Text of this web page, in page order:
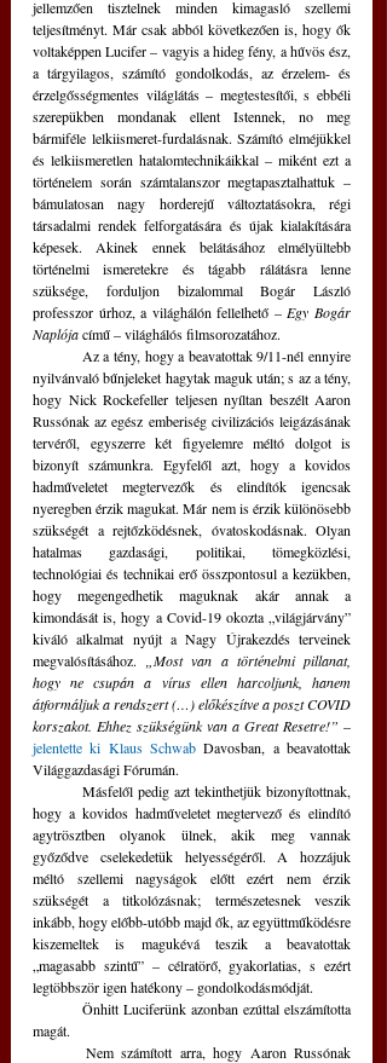
jellemzően tisztelnek minden kimagasló szellemi
teljesítményt. Már csak abból következően is, hogy ők
voltaképpen Lucifer – vagyis a hideg fény, a hűvös ész,
a tárgyilagos, számító gondolkodás, az érzelem- és
érzelgősségmentes világlátás – megtestesítői, s ebbéli
szerepükben mondanak ellent Istennek, no meg
bármiféle lelkiismeret-furdalásnak. Számító elméjükkel
és lelkiismeretlen hatalomtechnikáikkal – miként ezt a
történelem során számtalanszor megtapasztalhattuk –
bámulatosan nagy horderejű változtatásokra, régi
társadalmi rendek felforgatására és újak kialakítására
képesek. Akinek ennek belátásához elmélyültebb
történelmi ismeretekre és tágabb rálátásra lenne
szüksége, forduljon bizalommal Bogár László
professzor úrhoz, a világhálón fellelhető – Egy Bogár
Naplója című – világhálós filmsorozatához.
nyilvánvaló bűnjeleket hagytak maguk után; s az a tény,
hogy Nick Rockefeller teljesen nyíltan beszélt Aaron
Russónak az egész emberiség civilizációs leigázásának
tervéről, egyszerre két figyelemre méltó dolgot is
bizonyít számunkra. Egyfelől azt, hogy a kovidos
hadműveletet megtervezők és elindítók igencsak
nyeregben érzik magukat. Már nem is érzik különösebb
szükségét a rejtőzködésnek, óvatoskodásnak. Olyan
hatalmas gazdasági, politikai, tömegközlési,
technológiai és technikai erő összpontosul a kezükben,
hogy megengedhetik maguknak akár annak a
kimondását is, hogy a Covid-19 okozta „világjárvány”
kiváló alkalmat nyújt a Nagy Újrakezdés terveinek
megvalósításához. „Most van a történelmi pillanat,
hogy ne csupán a vírus ellen harcoljunk, hanem
átformáljuk a rendszert (…) előkészítve a poszt COVID
korszakot. Ehhez szükségünk van a Great Resetre!”
jelentette ki Klaus Schwab Davosban, a beavatottak
Világgazdasági Fórumán.
hogy a kovidos hadműveletet megtervező és elindító
agytrösztben olyanok ülnek, akik meg vannak
győződve cselekedetük helyességéről. A hozzájuk
méltó szellemi nagyságok előtt ezért nem érzik
szükségét a titkolózásnak; természetesnek veszik
inkább, hogy előbb-utóbb majd ők, az együttműködésre
kiszemeltek is magukévá teszik a beavatottak
„magasabb szintű” – célratörő, gyakorlatias, s ezért
legtöbbször igen hatékony – gondolkodásmódját.
magát.